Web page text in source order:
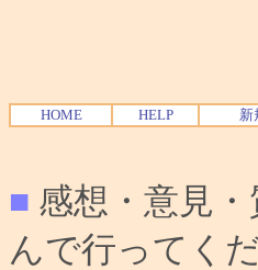
HOME HELP 新
■ 感想・意見
んで行ってく